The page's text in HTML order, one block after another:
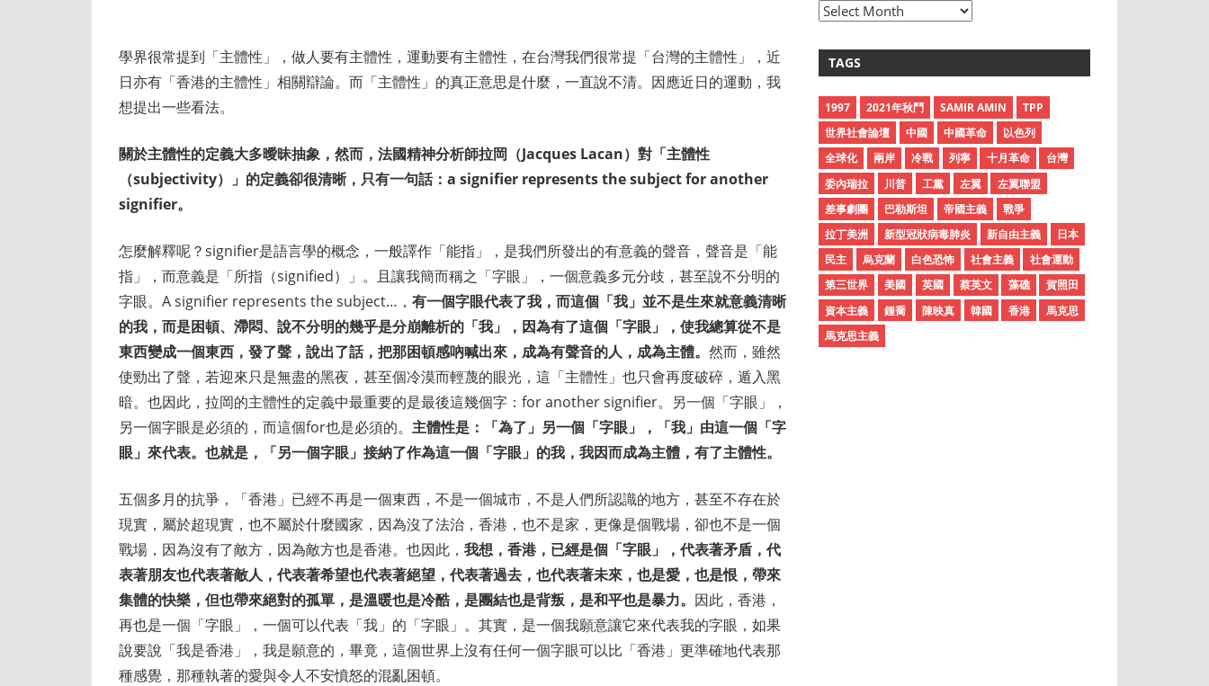
學界很常提到「主體性」，做人要有主體性，運動要有主體性，在台灣我們很常提「台灣的主體性」，近
日亦有「香港的主體性」相關辯論。而「主體性」的真正意思是什麼，一直說不清。因應近日的運動，我
想提出一些看法。
關於主體性的定義大多曖昧抽象，然而，法國精神分析師拉岡（Jacques Lacan）對「主體性
（subjectivity）」的定義卻很清晰，只有一句話：a signifier represents the subject for another
signifier。
怎麼解釋呢？signifier是語言學的概念，一般譯作「能指」，是我們所發出的有意義的聲音，聲音是「能
指」，而意義是「所指（signified）」。且讓我簡而稱之「字眼」，一個意義多元分歧，甚至說不分明的
字眼。A signifier represents the subject…， 有一個字眼代表了我，而這個「我」並不是生來就意義清晰
的我，而是困頓、滯悶、說不分明的幾乎是分崩離析的「我」，因為有了這個「字眼」，使我總算從不是
東西變成一個東西，發了聲，說出了話，把那困頓感吶喊出來，成為有聲音的人，成為主體。 然而，雖然
使勁出了聲，若迎來只是無盡的黑夜，甚至個冷漠而輕蔑的眼光，這「主體性」也只會再度破碎，遁入黑
暗。也因此，拉岡的主體性的定義中最重要的是最後這幾個字：for another signifier。另一個「字眼」，
另一個字眼是必須的，而這個for也是必須的。 主體性是：「為了」另一個「字眼」，「我」由這一個「字
眼」來代表。也就是，「另一個字眼」接納了作為這一個「字眼」的我，我因而成為主體，有了主體性。
五個多月的抗爭，「香港」已經不再是一個東西，不是一個城市，不是人們所認識的地方，甚至不存在於
現實，屬於超現實，也不屬於什麼國家，因為沒了法治，香港，也不是家，更像是個戰場，卻也不是一個
戰場，因為沒有了敵方，因為敵方也是香港。也因此， 我想，香港，已經是個「字眼」，代表著矛盾，代
表著朋友也代表著敵人，代表著希望也代表著絕望，代表著過去，也代表著未來，也是愛，也是恨，帶來
集體的快樂，但也帶來絕對的孤單，是溫暖也是冷酷，是團結也是背叛，是和平也是暴力。 因此，香港，
再也是一個「字眼」，一個可以代表「我」的「字眼」。其實，是一個我願意讓它來代表我的字眼，如果
說要說「我是香港」，我是願意的，畢竟，這個世界上沒有任何一個字眼可以比「香港」更準確地代表那
種感覺，那種執著的愛與令人不安憤怒的混亂困頓。
A
h
v
e
s
TAGS
1997 2021年秋鬥 SAMIR AMIN
TPP
世界社會論壇
中國 中國革命
以色列
全球化
兩岸 冷戰 列寧 十月革命
台灣
委內瑞拉
川普 工黨 左翼
左翼聯盟
差事劇團
巴勒斯坦 帝國主義
戰爭
拉丁美洲
新型冠狀病毒肺炎 新自由主義
日本
民主
烏克蘭 白色恐怖 社會主義
社會運動
第三世界
美國 英國 蔡英文 藻礁
賀照田
資本主義
鍾喬 陳映真 韓國 香港
馬克思
馬克思主義